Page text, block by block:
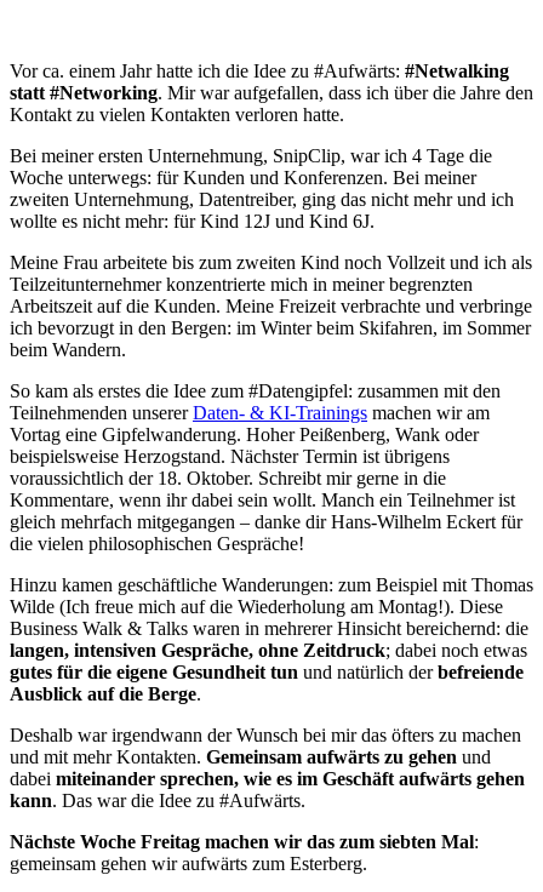
Vor ca. einem Jahr hatte ich die Idee zu #Aufwärts: #Netwalking
statt #Networking. Mir war aufgefallen, dass ich über die Jahre den
Kontakt zu vielen Kontakten verloren hatte.
Bei meiner ersten Unternehmung, SnipClip, war ich 4 Tage die
Woche unterwegs: für Kunden und Konferenzen. Bei meiner
zweiten Unternehmung, Datentreiber, ging das nicht mehr und ich
wollte es nicht mehr: für Kind 12J und Kind 6J.
Meine Frau arbeitete bis zum zweiten Kind noch Vollzeit und ich als
Teilzeitunternehmer konzentrierte mich in meiner begrenzten
Arbeitszeit auf die Kunden. Meine Freizeit verbrachte und verbringe
ich bevorzugt in den Bergen: im Winter beim Skifahren, im Sommer
beim Wandern.
So kam als erstes die Idee zum #Datengipfel: zusammen mit den
Teilnehmenden unsererDaten- & KI-Trainings machen wir am
Vortag eine Gipfelwanderung. Hoher Peißenberg, Wank oder
beispielsweise Herzogstand. Nächster Termin ist übrigens
voraussichtlich der 18. Oktober. Schreibt mir gerne in die
Kommentare, wenn ihr dabei sein wollt. Manch ein Teilnehmer ist
gleich mehrfach mitgegangen – danke dir Hans-Wilhelm Eckert für
die vielen philosophischen Gespräche!
Hinzu kamen geschäftliche Wanderungen: zum Beispiel mit Thomas
Wilde (Ich freue mich auf die Wiederholung am Montag!). Diese
Business Walk & Talks waren in mehrerer Hinsicht bereichernd: die
langen, intensiven Gespräche, ohne Zeitdruck; dabei noch etwas
gutes für die eigene Gesundheit tun und natürlich derbefreiende
Ausblick auf die Berge.
Deshalb war irgendwann der Wunsch bei mir das öfters zu machen
und mit mehr Kontakten. Gemeinsam aufwärts zu gehen und
dabei miteinander sprechen, wie es im Geschäft aufwärts gehen
kann. Das war die Idee zu #Aufwärts.
Nächste Woche Freitag machen wir das zum siebten Mal:
gemeinsam gehen wir aufwärts zum Esterberg.